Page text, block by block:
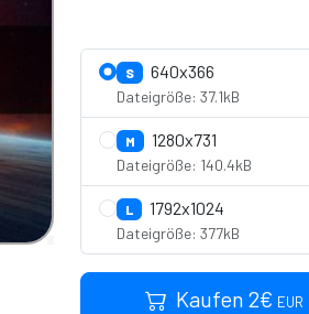
S 640x366
Dateigröße: 37.1kB
M 1280x731
Dateigröße: 140.4kB
L 1792x1024
Dateigröße: 377kB
Kaufen 2€ EUR